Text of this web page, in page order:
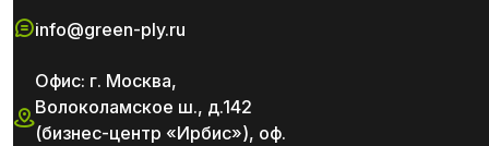
info@green-ply.ru
Офис: г. Москва,
Волоколамское ш., д.142
(бизнес-центр «Ирбис»), оф.